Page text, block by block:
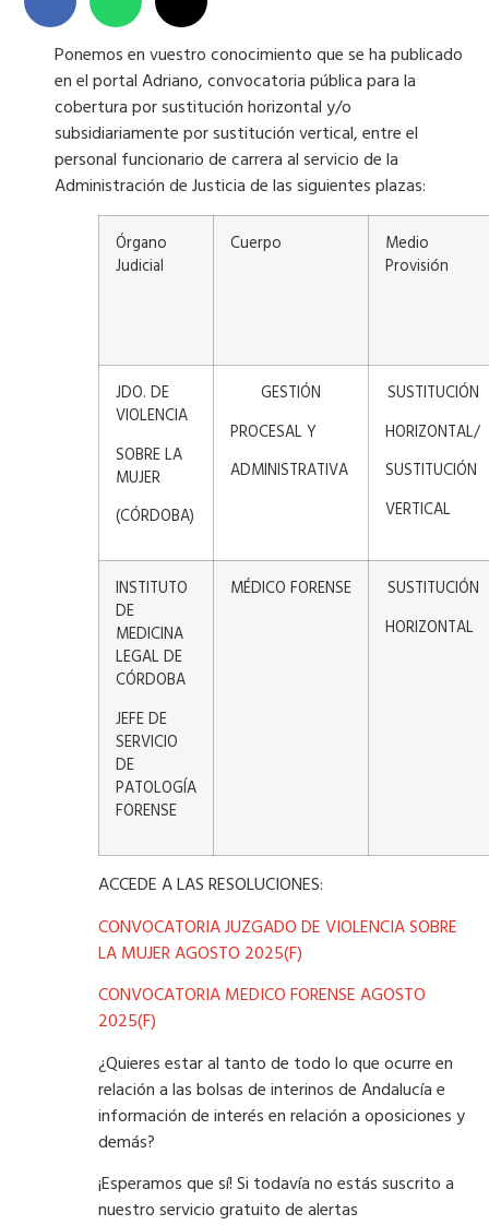
Ponemos en vuestro conocimiento que se ha publicado
en el portal Adriano, convocatoria pública para la
cobertura por sustitución horizontal y/o
subsidiariamente por sustitución vertical, entre el
personal funcionario de carrera al servicio de la
Administración de Justicia de las siguientes plazas:
Órgano
Judicial
Cuerpo
Medio
Provisión
JDO. DE
VIOLENCIA
SOBRE LA
MUJER
(CÓRDOBA)
GESTIÓN
PROCESAL Y
ADMINISTRATIVA
SUSTITUCIÓN
HORIZONTAL/
SUSTITUCIÓN
VERTICAL
INSTITUTO
DE
MEDICINA
LEGAL DE
CÓRDOBA
JEFE DE
SERVICIO
DE
PATOLOGÍA
FORENSE
MÉDICO FORENSE
SUSTITUCIÓN
HORIZONTAL
ACCEDE A LAS RESOLUCIONES:
CONVOCATORIA JUZGADO DE VIOLENCIA SOBRE
LA MUJER AGOSTO 2025(F)
CONVOCATORIA MEDICO FORENSE AGOSTO
2025(F)
¿Quieres estar al tanto de todo lo que ocurre en
relación a las bolsas de interinos de Andalucía e
información de interés en relación a oposiciones y
demás?
¡Esperamos que sí! Si todavía no estás suscrito a
nuestro servicio gratuito de alertas